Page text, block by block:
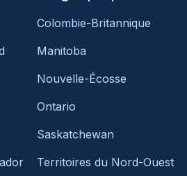
Colombie-Britannique
Manitoba
Nouvelle-Écosse
Ontario
Saskatchewan
Territoires du Nord-Ouest